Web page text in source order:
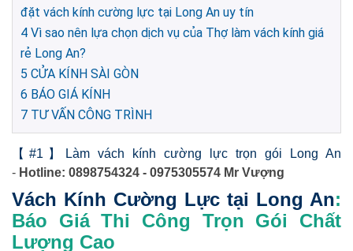
đặt vách kính cường lực tại Long An uy tín
4 Vì sao nên lựa chọn dịch vụ của Thợ làm vách kính giá
rẻ Long An?
5 CỬA KÍNH SÀI GÒN
6 BÁO GIÁ KÍNH
7 TƯ VẤN CÔNG TRÌNH
【#1】Làm vách kính cường lực trọn gói Long An
- Hotline: 0898754324 - 0975305574 Mr Vượng
Vách Kính Cường Lực tại Long An:
Báo Giá Thi Công Trọn Gói Chất
Lượng Cao